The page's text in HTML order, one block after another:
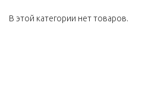
В этой категории нет товаров.